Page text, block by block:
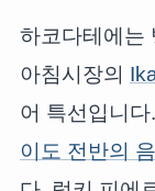
하코다테에는
아침시장의
어 특선입니
이도 전반의